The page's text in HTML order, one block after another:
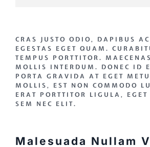
CRAS JUSTO ODIO, DAPIBUS
EGESTAS EGET QUAM.
TEMPUS PORTTITOR.
MOLLIS INTERDUM. DONEC ID
PORTA GRAVIDA AT EGET
MOLLIS, EST NON COMMODO
ERAT PORTTITOR LIGULA,
SEM NEC ELIT.
Malesuada Nullam